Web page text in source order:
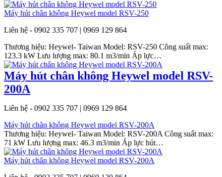
Máy hút chân không Heywel model RSV-250
Liên hệ - 0902 335 707 | 0969 129 864
Thương hiệu: Heywel- Taiwan Model: RSV-250 Công suất max:
123.3 kW Lưu lượng max: 80.1 m3/min Áp lực…
Máy hút chân không Heywel model RSV-
200A
Liên hệ - 0902 335 707 | 0969 129 864
Máy hút chân không Heywel model RSV-200A
Thương hiệu: Heywel- Taiwan Model: RSV-200A Công suất max:
71 kW Lưu lượng max: 46.3 m3/min Áp lực hút…
Máy hút chân không Heywel model RSV-200A